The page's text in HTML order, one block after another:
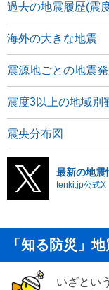
過去の地震履歴(震
海外の大きな地震
震源地ごとの地震
震度3以上の地域別
震央分布図
最新の地震
tenki.jp公式X
「知る防災」
いざとい